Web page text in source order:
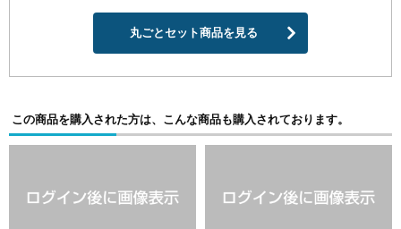
丸ごとセット商品を見る
この商品を購入された方は、こんな商品も購入されております。